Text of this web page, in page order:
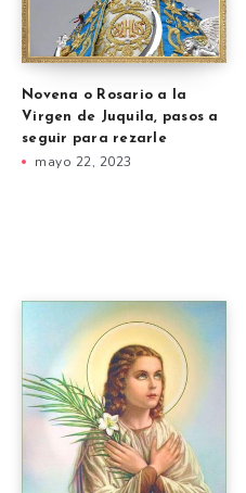
Novena o Rosario a la
Virgen de Juquila, pasos a
seguir para rezarle
mayo 22, 2023